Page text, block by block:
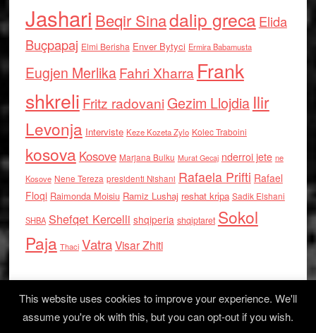
Jashari Beqir Sinadalip grecaElida
Buçpapaj Elmi Berisha Enver Bytyci Ermira Babamusta
Eugjen MerlikaFahri Xharra Frank
shkreli Fritz radovaniGezim Llojdia Ilir
Levonja Interviste Keze Kozeta Zylo Kolec Traboini
kosova Kosove Marjana Bulku Murat Gecaj nderroi jete ne
Kosove Nene Tereza presidenti Nishani Rafaela Prifti Rafael
Floqi Raimonda Moisiu Ramiz Lushaj reshat kripa Sadik Elshani
SHBA Shefqet Kercelli shqiperia shqiptaret Sokol
Paja Thaci VatraVisar Zhiti
This website uses cookies to improve your experience. We'll
assume you're ok with this, but you can opt-out if you wish.